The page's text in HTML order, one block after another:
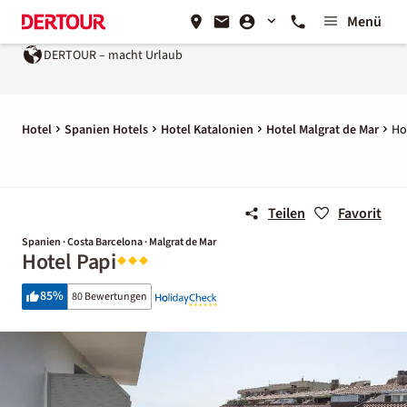
Menü
DERTOUR – macht Urlaub
Hotel Spanien Hotels Hotel Katalonien Hotel Malgrat de Mar
Teilen Favorit
Spanien · Costa Barcelona · Malgrat de Mar
Hotel Papi
85% 80 Bewertungen